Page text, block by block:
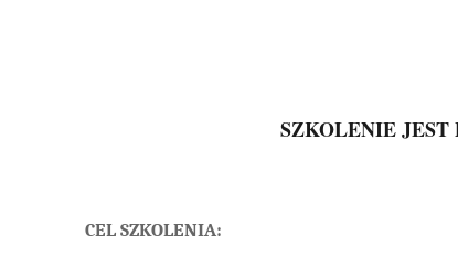
SZKOLENIE
CEL SZKOLENIA: